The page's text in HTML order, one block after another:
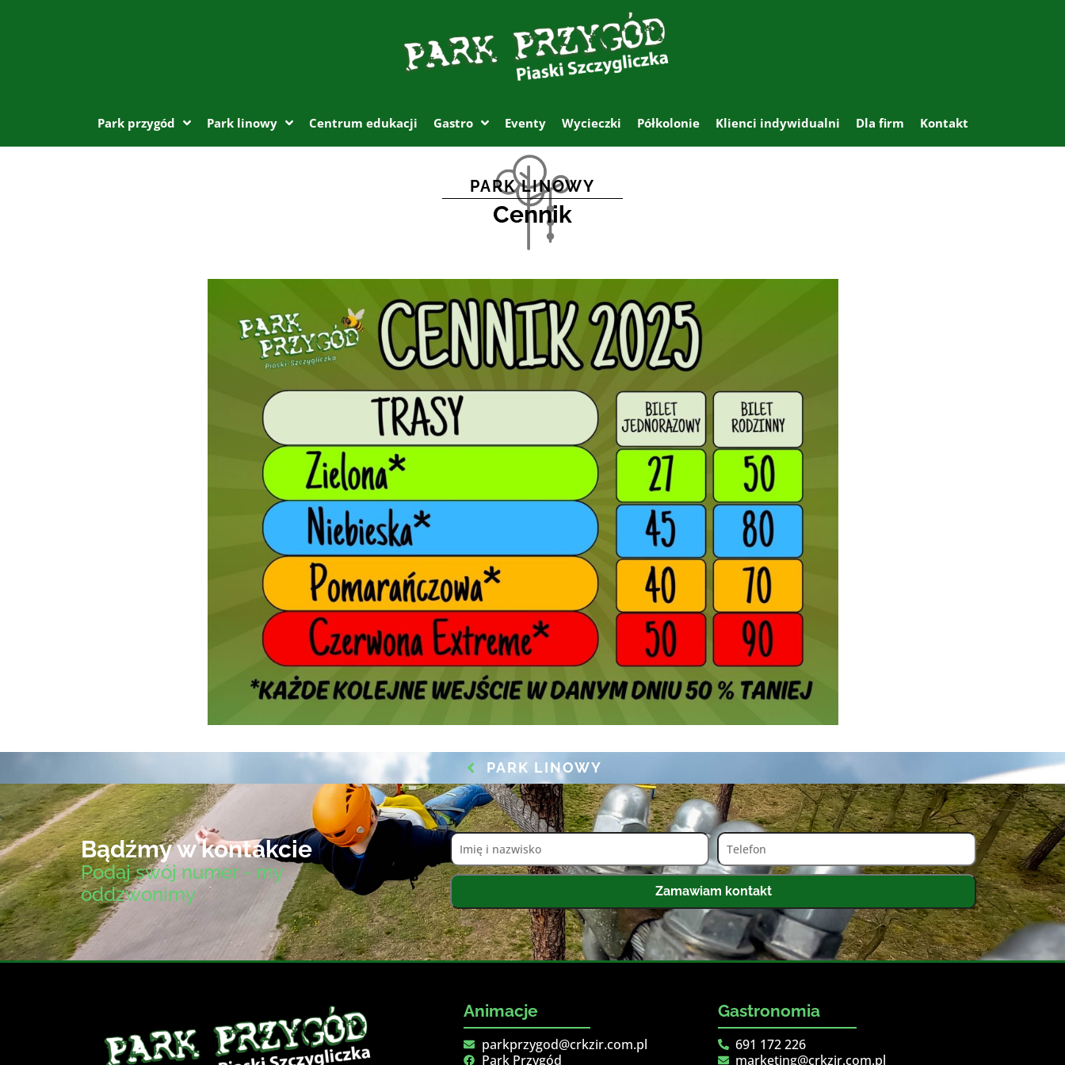
Park przygód Park linowy Centrum edukacji Gastro Eventy Wycieczki Półkolonie Klienci indywidualni Dla firm Kontakt
PARK LINOWY
Cennik
PARK LINOWY
Bądźmy w kontakcie
Podaj swój numer - my
oddzwonimy
Zamawiam kontakt
Animacje
parkprzygod@crkzir.com.pl
Park Przygód
Gastronomia
691 172 226
marketing@crkzir.com.pl